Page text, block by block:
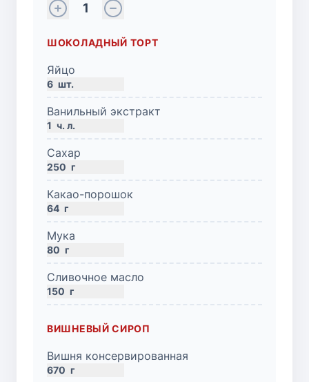
1
ШОКОЛАДНЫЙ ТОРТ
Яйцо
6 шт.
Ванильный экстракт
1 ч. л.
Сахар
250 г
Какао-порошок
64 г
Мука
80 г
Сливочное масло
150 г
ВИШНЕВЫЙ СИРОП
Вишня консервированная
670 г